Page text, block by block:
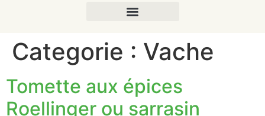
Categorie : Vache
Tomette aux épices
Roellinger ou sarrasin